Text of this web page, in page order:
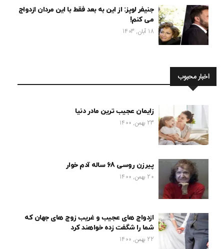
جنیفر لوپز: از این به بعد فقط با این مردان ازدواج
می کنم!
18 آبان, 1403
اخبار محبوب
زایمان عجیب ترین مادر دنیا
23 بهمن, 1400
پیرزن روسی 68 ساله آدم خوار
20 بهمن, 1400
ازدواج های عجیب و غریب زوج های جهان که
شما را شگفت زده خواهند کرد
22 بهمن, 1400